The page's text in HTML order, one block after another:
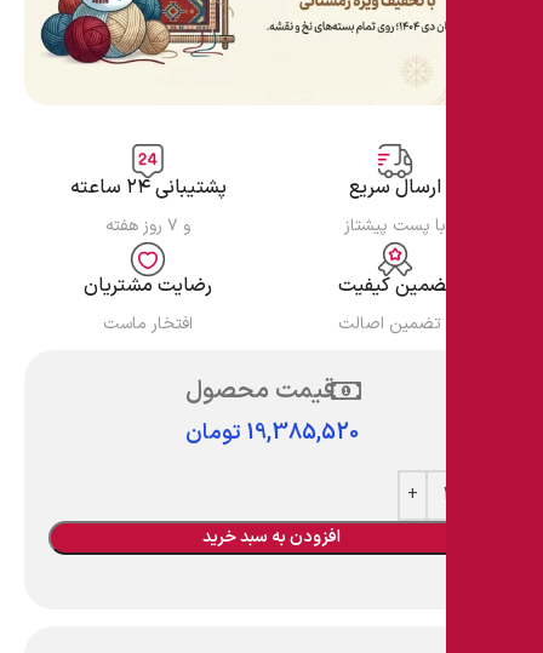
ارسال سریع
با پست پیشتاز
پشتیبانی ۲۴ ساعته
و ۷ روز هفته
تضمین کیفیت
و تضمین اصالت
رضایت مشتریان
افتخار ماست
قیمت محصول
19,385,520 تومان
افزودن به سبد خرید